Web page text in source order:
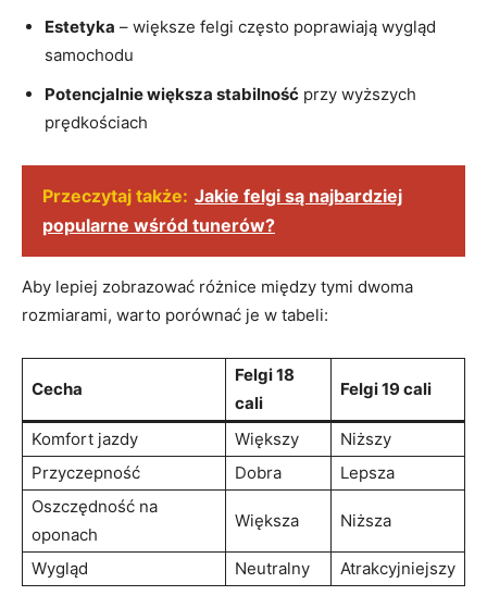
Estetyka – większe​ felgi⁢ często poprawiają ​wygląd
samochodu
Potencjalnie⁤ większa ‍stabilność przy⁣ wyższych
prędkościach
Przeczytaj także: Jakie felgi są najbardziej
popularne wśród tunerów?
Aby‌ lepiej ‌zobrazować⁣ różnice⁢ między⁣ tymi​ dwoma
rozmiarami, ​warto porównać je w tabeli:
Cecha
Felgi 18‍
cali
Felgi 19 cali
Komfort ‍jazdy Większy
Niższy
Przyczepność
Dobra
Lepsza
Oszczędność ​na
oponach
Większa Niższa
Wygląd Neutralny Atrakcyjniejszy